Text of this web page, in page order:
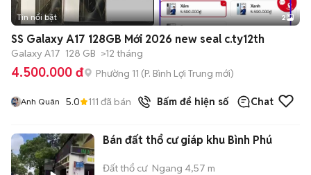
Tin nổi bật 2
SS Galaxy A17 128GB Mới 2026 new seal c.ty12th
Galaxy A17 128 GB >12 tháng
4.500.000 đ Phường 11 (P. Bình Lợi Trung mới)
Anh Quân 5.0 111 đã bán Bấm để hiện số Chat
Bán đất thổ cư giáp khu Bình Phú
Đất thổ cư Ngang 4,57 m